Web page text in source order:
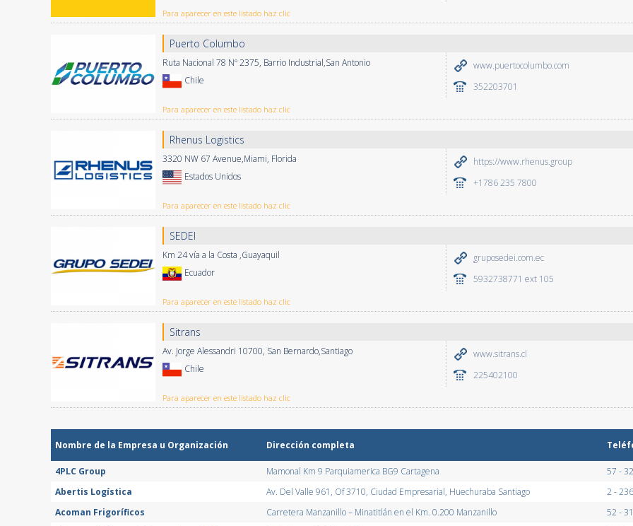
Para aparecer en este listado haz clic
Puerto Columbo
Ruta Nacional 78 Nº 2375, Barrio Industrial,San Antonio
Chile
Para aparecer en este listado haz clic
www.puertocolumbo.com
352203701
Rhenus Logistics
3320 NW 67 Avenue,Miami, Florida
Estados Unidos
Para aparecer en este listado haz clic
https://www.rhenus.group
+1786 235 7800
SEDEI
Km 24 vía a la Costa ,Guayaquil
Ecuador
Para aparecer en este listado haz clic
gruposedei.com.ec
5932738771 ext 105
Sitrans
Av. Jorge Alessandri 10700, San Bernardo,Santiago
Chile
Para aparecer en este listado haz clic
www.sitrans.cl
225402100
Nombre de la Empresa u Organización Dirección completa
4PLC Group Mamonal Km 9 Parquiamerica BG9 Cartagena 57 -
Abertis Logística
Av. Del Valle 961, Of 3710, Ciudad Empresarial, Huechuraba Santiago 2 -
Acoman Frigoríficos
Carretera Manzanillo – Minatitlán en el Km. 0.200 Manzanillo 52 -